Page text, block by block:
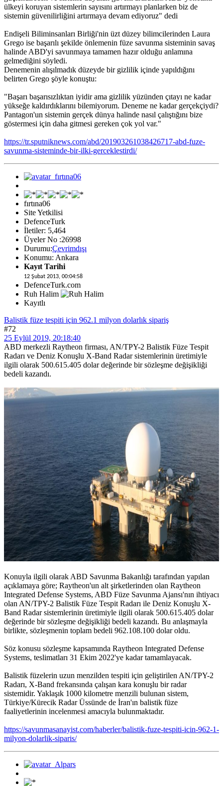
ülkeyi koruyan sistemlerin sayısını artırmayı planlarken biz de
sistemin güvenilirliğini artırmaya devam ediyoruz" dedi
Endişeli Biliminsanları Birliği'nin üzt düzey bilimcilerinden Laura
Grego ise başarılı şekilde önlemenin füze savunma sisteminin savaş
halinde ABD'yi savunmaya tamamen hazır olduğu anlamına
gelmediğini söyledi.
Denemenin alışılmadık düzeyde bir gizlilik içinde yapıldığını
belirten Grego şöyle konuştu:
"Başarı başarısızlıktan iyidir ama gizlilik yüzünden çıtayı ne kadar
yükseğe kaldırdıklarını bilemiyorum. Deneme ne kadar gerçekçiydi?
Pantagon'un sistemin gerçek dünya halinde nasıl çalıştığını bize
göstermesi için daha gitmesi gereken çok yol var."
https://tr.sputniknews.com/abd/201903261038426717-abd-fuze-
savunma-sisteminde-bir-ilki-gerceklestirdi/
fırtına06
Site Yetkilisi
DefenceTurk
İletiler: 5,464
Üyeler No :26998
Durumu:Çevrimdışı
Konumu: Ankara
Kayıt Tarihi
12 Şubat 2013, 00:04:58
DefenceTurk.com
Ruh Halim
Kayıtlı
Balistik füze tespiti için 962.1 milyon dolarlık sipariş
#72
25 Eylül 2019, 20:18:40
ABD merkezli Raytheon firması, AN/TPY-2 Balistik Füze Tespit
Radarı ve Deniz Konuşlu X-Band Radar sistemlerinin üretimiyle
ilgili olarak 500.615.405 dolar değerinde bir sözleşme değişikliği
bedeli kazandı.
Konuyla ilgili olarak ABD Savunma Bakanlığı tarafından yapılan
açıklamaya göre; Raytheon'un alt şirketlerinden olan Raytheon
Integrated Defense Systems, ABD Füze Savunma Ajansı'nın ihtiyacı
olan AN/TPY-2 Balistik Füze Tespit Radarı ile Deniz Konuşlu X-
Band Radar sistemlerinin üretimiyle ilgili olarak 500.615.405 dolar
değerinde bir sözleşme değişikliği bedeli kazandı. Bu anlaşmayla
birlikte, sözleşmenin toplam bedeli 962.108.100 dolar oldu.
Söz konusu sözleşme kapsamında Raytheon Integrated Defense
Systems, teslimatları 31 Ekim 2022'ye kadar tamamlayacak.
Balistik füzelerin uzun menzilden tespiti için geliştirilen AN/TPY-2
Radarı, X-Band frekansında çalışan kara konuşlu bir radar
sistemidir. Yaklaşık 1000 kilometre menzili bulunan sistem,
Türkiye/Kürecik Radar Üssünde de İran'ın balistik füze
faaliyetlerinin incelenmesi amacıyla bulunmaktadır.
https://savunmasanayist.com/haberler/balistik-fuze-tespiti-icin-962-1-
milyon-dolarlik-siparis/